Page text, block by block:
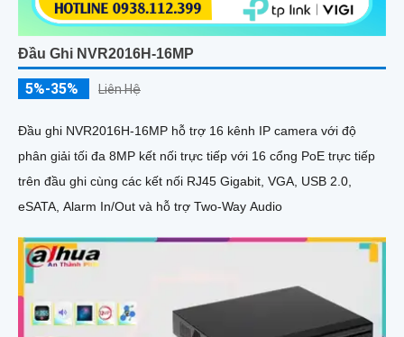
Đầu Ghi NVR2016H-16MP
5%-35% Liên Hệ
Đầu ghi NVR2016H-16MP hỗ trợ 16 kênh IP camera với độ
phân giải tối đa 8MP kết nối trực tiếp với 16 cổng PoE trực tiếp
trên đầu ghi cùng các kết nối RJ45 Gigabit, VGA, USB 2.0,
eSATA, Alarm In/Out và hỗ trợ Two-Way Audio